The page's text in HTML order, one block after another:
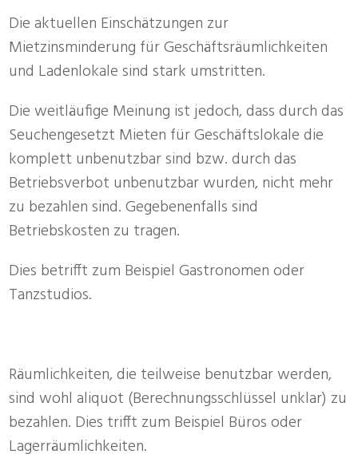
Die aktuellen Einschätzungen zur
Mietzinsminderung für Geschäftsräumlichkeiten
und Ladenlokale sind stark umstritten.
Die weitläufige Meinung ist jedoch, dass durch das
Seuchengesetzt Mieten für Geschäftslokale die
komplett unbenutzbar sind bzw. durch das
Betriebsverbot unbenutzbar wurden, nicht mehr
zu bezahlen sind. Gegebenenfalls sind
Betriebskosten zu tragen.
Dies betrifft zum Beispiel Gastronomen oder
Tanzstudios.
Räumlichkeiten, die teilweise benutzbar werden,
sind wohl aliquot (Berechnungsschlüssel unklar) zu
bezahlen. Dies trifft zum Beispiel Büros oder
Lagerräumlichkeiten.